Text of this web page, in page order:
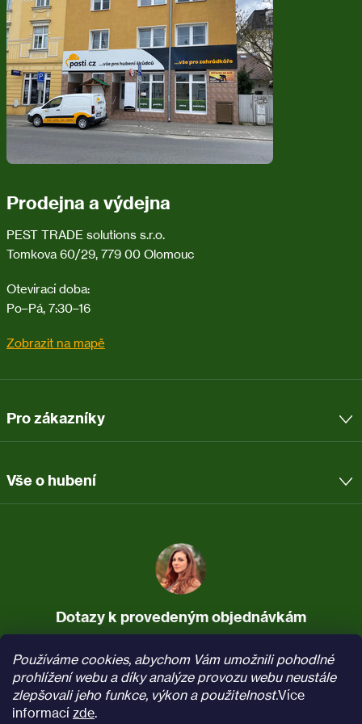
Používáme cookies, abychom Vám umožnili pohodlné
prohlížení webu a díky analýze provozu webu neustále
zlepšovali jeho funkce, výkon a použitelnost.Více
informací zde.
a
Prodejna a výdejna
PEST TRADE solutions s.r.o.
Tomkova 60/29, 779 00 Olomouc
Otevírací doba:
Po–Pá, 7:30–16
Zobrazit na mapě
Pro zákazníky
Vše o hubení
Dotazy k provedeným objednávkám
737 037 340
(Po–Pá, 7:30–16)
info@pasti.cz
Sledujte nás naFacebooku